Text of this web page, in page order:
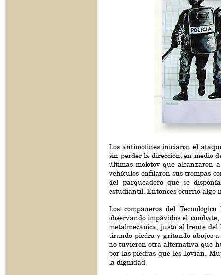
Los antimotines iniciaron el
sin perder la dirección, en medio
últimas molotov que alcanzaron
vehículos enfilaron sus trompas
del parqueadero que se
estudiantil. Entonces ocurrió algo
Los compañeros del
observando impávidos el
metalmecánica, justo al frente
tirando piedra y gritando abajos
no tuvieron otra alternativa que
por las piedras que les llovían.
la dignidad.